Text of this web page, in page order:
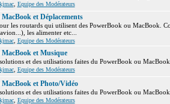
, Equipe des Modérateurs
et Déplacements
les routards qui utilisent des PowerBook ou MacBook.
les alimenter etc...
, Equipe des Modérateurs
et Musique
et des utilisations faites du PowerBook ou
, Equipe des Modérateurs
et Photo/Vidéo
et des utilisations faites du PowerBook ou
, Equipe des Modérateurs